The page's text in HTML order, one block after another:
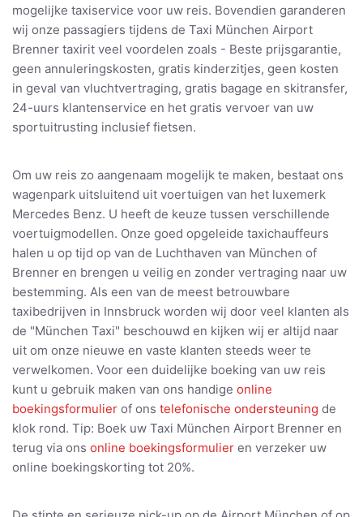
mogelijke taxiservice voor uw reis. Bovendien garanderen
wij onze passagiers tijdens de Taxi München Airport
Brenner taxirit veel voordelen zoals - Beste prijsgarantie,
geen annuleringskosten, gratis kinderzitjes, geen kosten
in geval van vluchtvertraging, gratis bagage en skitransfer,
24-uurs klantenservice en het gratis vervoer van uw
sportuitrusting inclusief fietsen.
Om uw reis zo aangenaam mogelijk te maken, bestaat ons
wagenpark uitsluitend uit voertuigen van het luxemerk
Mercedes Benz. U heeft de keuze tussen verschillende
voertuigmodellen. Onze goed opgeleide taxichauffeurs
halen u op tijd op van de Luchthaven van München of
Brenner en brengen u veilig en zonder vertraging naar uw
bestemming. Als een van de meest betrouwbare
taxibedrijven in Innsbruck worden wij door veel klanten als
de "München Taxi" beschouwd en kijken wij er altijd naar
uit om onze nieuwe en vaste klanten steeds weer te
verwelkomen. Voor een duidelijke boeking van uw reis
kunt u gebruik maken van ons handige online
boekingsformulier of ons telefonische ondersteuning de
klok rond. Tip: Boek uw Taxi München Airport Brenner en
terug via ons online boekingsformulier en verzeker uw
online boekingskorting tot 20%.